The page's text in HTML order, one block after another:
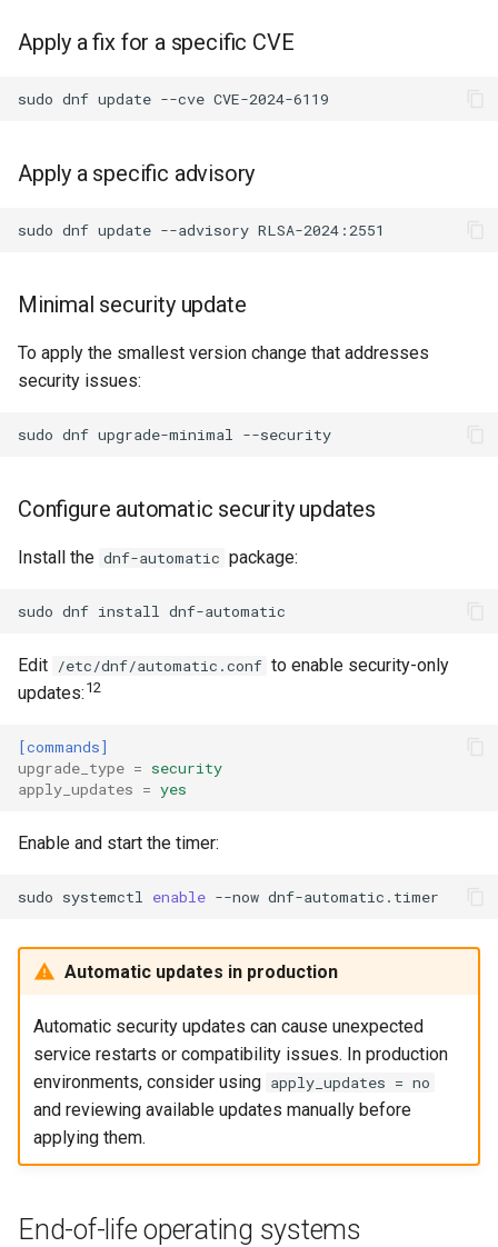
Apply a fix for a specific CVE
sudo dnf update --cve
Apply a specific advisory
sudo dnf update --advisory
Minimal security update
To apply the smallest version change that addresses
security issues:
sudo dnf upgrade-minimal
Configure automatic security updates
Install the dnf-automatic package:
sudo dnf install
Edit /etc/dnf/automatic.conf to enable security-only
updates: 12
[commands]
upgrade_type = security
apply_updates = yes
Enable and start the timer:
sudo systemctl enable --now
Automatic updates in production
Automatic security updates can cause unexpected
service restarts or compatibility issues. In production
environments, consider using apply_updates = no
and reviewing available updates manually before
applying them.
End-of-life operating systems